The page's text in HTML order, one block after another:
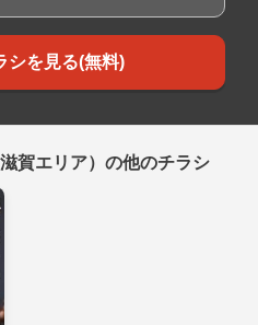
シを見る(無料)
賀エリア）の他のチラシ